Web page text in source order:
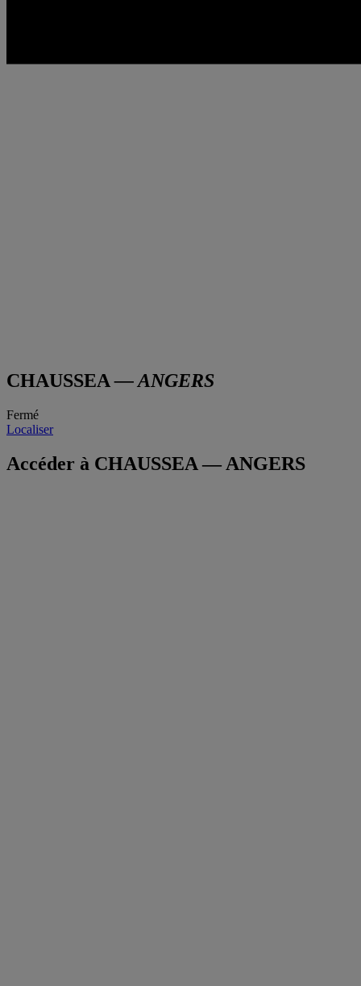
CHAUSSEA— ANGERS
Fermé
Localiser
Accéder à CHAUSSEA — ANGERS